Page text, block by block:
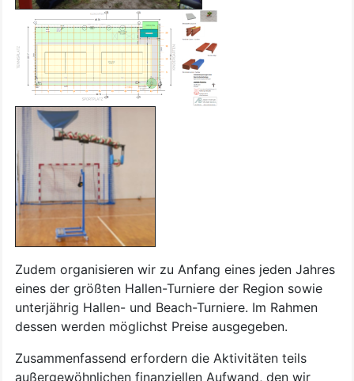
Zudem organisieren wir zu Anfang eines jeden Jahres
eines der größten Hallen-Turniere der Region sowie
unterjährig Hallen- und Beach-Turniere. Im Rahmen
dessen werden möglichst Preise ausgegeben.
Zusammenfassend erfordern die Aktivitäten teils
außergewöhnlichen finanziellen Aufwand, den wir